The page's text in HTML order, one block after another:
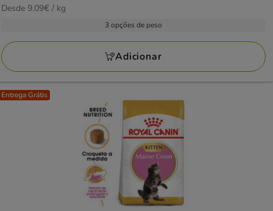
com
avaliações
de
49.99€
9.09€
Desde 9.09€ / kg
3 opções de peso
Adicionar
Entrega Grátis